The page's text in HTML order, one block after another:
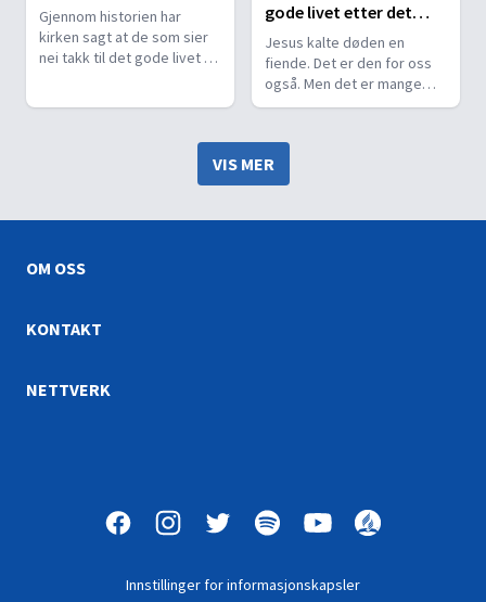
Gjennom historien har
kirken sagt at de som sier
nei takk til det gode livet vil
gode livet etter det
gode livet
Jesus kalte døden en
fiende. Det er den for oss
også. Men det er mange
forestillinger om døden
virkeligheten. Jesus er
Herre over både liv og død.
Hans ord gir oss bedre
VIS MER
OM OSS
KONTAKT
NETTVERK
Innstillinger for informasjonskapsler